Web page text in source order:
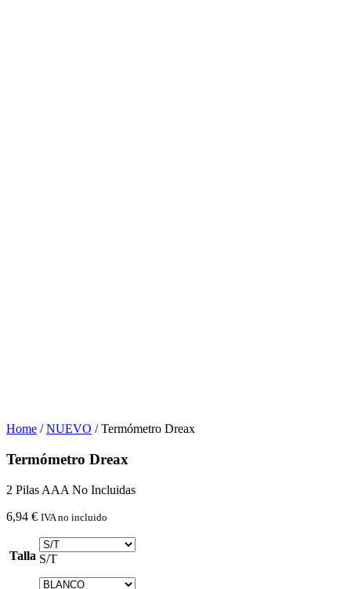
Home /NUEVO / Termómetro Dreax
Termómetro Dreax
2 Pilas AAA No Incluidas
6,94 € IVA no incluido
Talla S/T